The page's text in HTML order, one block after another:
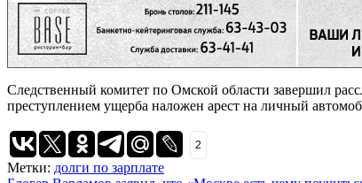
Следственный комитет по Омской области завершил
преступлением ущерба наложен арест на личный
2
Метки: долги по зарплате